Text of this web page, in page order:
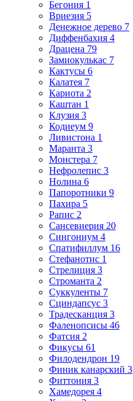
Бегония 1
Вриезия 5
Денежное дерево 7
Диффенбахия 4
Драцена 79
Замиокулькас 7
Кактусы 6
Калатея 7
Кариота 2
Каштан 1
Клузия 3
Кодиеум 9
Ливистона 1
Маранта 3
Монстера 7
Нефролепис 3
Нолина 6
Папоротники 9
Пахира 5
Рапис 2
Сансевиерия 20
Сингониум 4
Спатифиллум 16
Стефанотис 1
Стрелиция 3
Строманта 2
Суккуленты 7
Сциндапсус 3
Традесканция 3
Фаленопсисы 46
Фатсия 2
Фикусы 61
Филодендрон 19
Финик канарский 3
Фиттония 3
Хамедорея 4